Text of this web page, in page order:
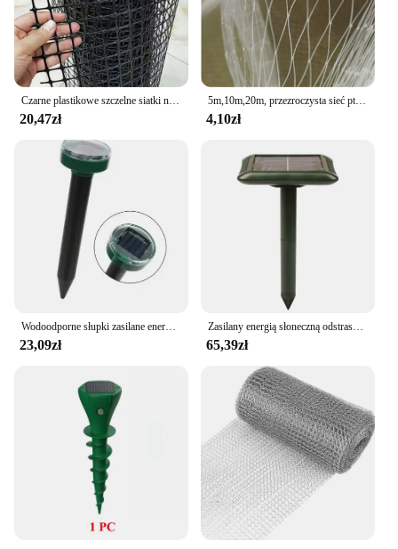
20,47zł
5m,10m,20m, przezroczysta sieć ptaków sadowniczych ogrodzenie rolnicze ogrodnictwo ne Fishpond sieć ptaków anty defoliacja ogród siatka ochronna
4,10zł
Wodoodporne słupki zasilane energią słoneczną do ogrodu na podwórku odstraszacz gryzoni ultradźwiękowy odstraszacz szczurów i szkodników, odstraszacz do sadów ogrodowych
23,09zł
Zasilany energią słoneczną odstraszacz węży i szczurów Wielobiegowa regulacja wibracji Buzz do odstraszania znamionów Wodoodporna i upadki Automatyczna praca
65,39zł